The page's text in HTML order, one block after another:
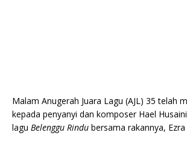
Malam Anugerah Juara Lagu (AJL) 35 telah
kepada penyanyi dan komposer Hael
lagu Belenggu Rindu bersama rakannya, Ezra